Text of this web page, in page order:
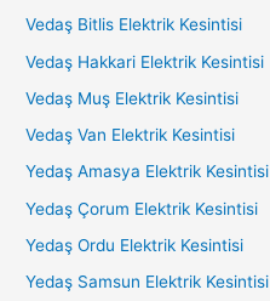
Vedaş Bitlis Elektrik Kesintisi
Vedaş Hakkari Elektrik Kesintisi
Vedaş Muş Elektrik Kesintisi
Vedaş Van Elektrik Kesintisi
Yedaş Amasya Elektrik Kesintisi
Yedaş Çorum Elektrik Kesintisi
Yedaş Ordu Elektrik Kesintisi
Yedaş Samsun Elektrik Kesintisi